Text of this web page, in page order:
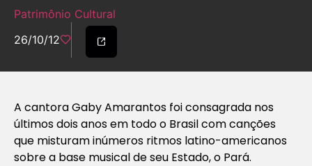
Patrimônio Cultural
26/10/12
A cantora Gaby Amarantos foi consagrada nos
últimos dois anos em todo o Brasil com canções
que misturam inúmeros ritmos latino-americanos
sobre a base musical de seu Estado, o Pará.